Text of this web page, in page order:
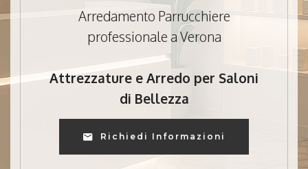
Arredamento Parrucchiere
professionale a Verona
Attrezzature e Arredo per Saloni
di Bellezza
Richiedi Informazioni